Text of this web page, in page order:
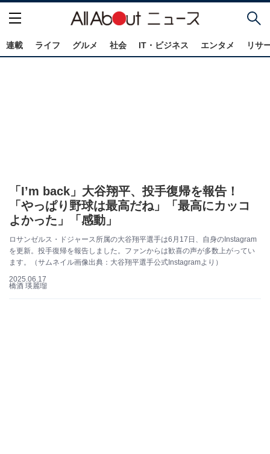
連載 ライフ グルメ 社会 IT・ビジネス エンタメ リサ
「I’m back」大谷翔平、投手復帰を報告！
「やっぱり野球は最高だね」「最高にカッコ
よかった」「感動」
ロサンゼルス・ドジャース所属の大谷翔平選手は6月17日、自身のInstagram
を更新。投手復帰を報告しました。ファンからは歓喜の声が多数上がってい
ます。（サムネイル画像出典：大谷翔平選手公式Instagramより）
2025.06.17
橋酒 瑛麗瑠